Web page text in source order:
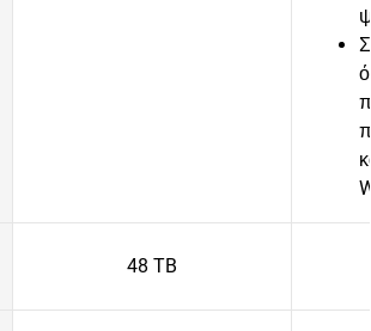
48 TB